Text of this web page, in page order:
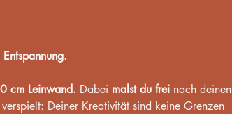
cm Leinwand. Dabei malst du frei nach deinen
Deiner Kreativität sind keine Grenzen